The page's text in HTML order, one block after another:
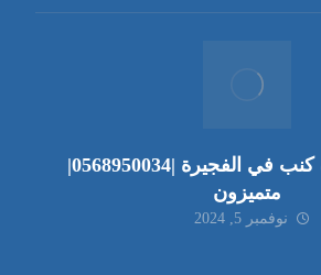
شركة تنظيف كنب في الفجيرة |0568950034|
متميزون
نوفمبر 5, 2024